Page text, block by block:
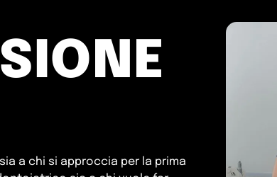
a chi si approccia per la prima